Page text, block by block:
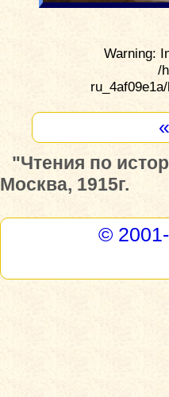
Warning:
/
"Чтения по
Москва, 1915г.
©